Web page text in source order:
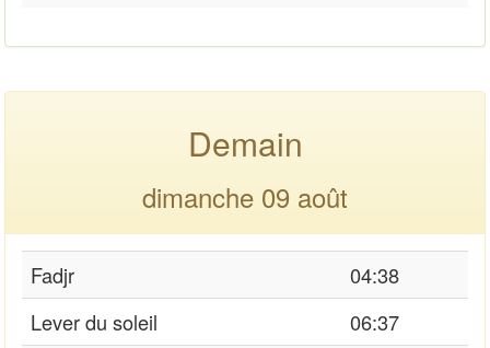
Demain
dimanche 09 août
Fadjr
04:38
Lever du soleil
06:37